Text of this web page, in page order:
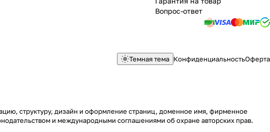
Вопрос-ответ
Темная тема КонфиденциальностьОферта
структуру, дизайн и оформление страниц, доменное имя, фирменное
и международными соглашениями об охране авторских прав.